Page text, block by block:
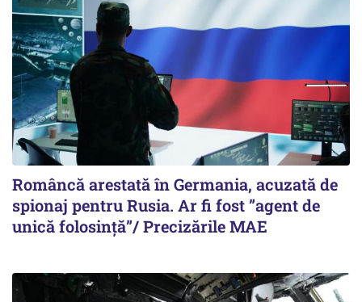
Româncă arestată în Germania, acuzată de
spionaj pentru Rusia. Ar fi fost ”agent de
unică folosință”/ Precizările MAE